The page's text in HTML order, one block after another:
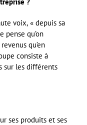
voix, « depuis sa
pense qu’on
qu’en
consiste à
sur les différents
ses produits et ses